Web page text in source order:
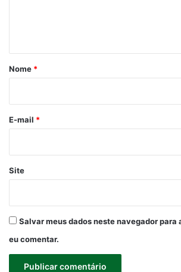
r
*
Nome *
E-mail *
Site
Salvar meus dados neste navegador para
eu comentar.